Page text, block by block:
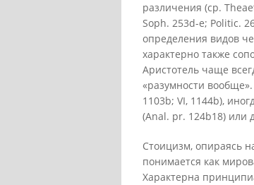
различения (ср.
Soph. 253d-e; Politic.
определения видов
характерно также
Аристотель чаще
«разумности
1103b; VI, 1144b),
(Anal. pr. 124b18) или
Стоицизм, опираясь
понимается как
Характерна